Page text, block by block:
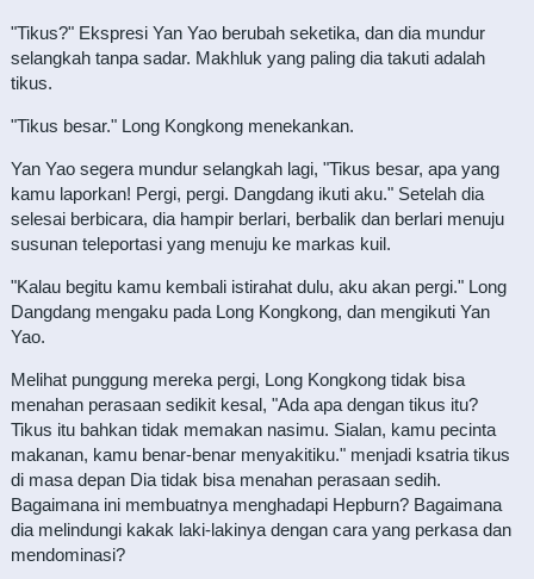
"Tikus?" Ekspresi Yan Yao berubah seketika, dan dia mundur
selangkah tanpa sadar. Makhluk yang paling dia takuti adalah
tikus.
"Tikus besar." Long Kongkong menekankan.
Yan Yao segera mundur selangkah lagi, "Tikus besar, apa yang
kamu laporkan! Pergi, pergi. Dangdang ikuti aku." Setelah dia
selesai berbicara, dia hampir berlari, berbalik dan berlari menuju
susunan teleportasi yang menuju ke markas kuil.
"Kalau begitu kamu kembali istirahat dulu, aku akan pergi." Long
Dangdang mengaku pada Long Kongkong, dan mengikuti Yan
Yao.
Melihat punggung mereka pergi, Long Kongkong tidak bisa
menahan perasaan sedikit kesal, "Ada apa dengan tikus itu?
Tikus itu bahkan tidak memakan nasimu. Sialan, kamu pecinta
makanan, kamu benar-benar menyakitiku." menjadi ksatria tikus
di masa depan Dia tidak bisa menahan perasaan sedih.
Bagaimana ini membuatnya menghadapi Hepburn? Bagaimana
dia melindungi kakak laki-lakinya dengan cara yang perkasa dan
mendominasi?